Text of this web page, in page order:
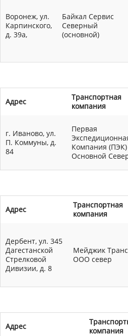
Воронеж, ул.
Карпинского,
д. 39а,
Байкал Сервис
Северный
(основной)
Адрес
Транспортная
компания
г. Иваново, ул.
П. Коммуны, д.
84
Первая
Компания (ПЭК)
Основной
Адрес
Транспортная
компания
Дербент, ул. 345
Дагестанской
Стрелковой
Дивизии, д. 8
Мейджик Транс
ООО север
Адрес
компания